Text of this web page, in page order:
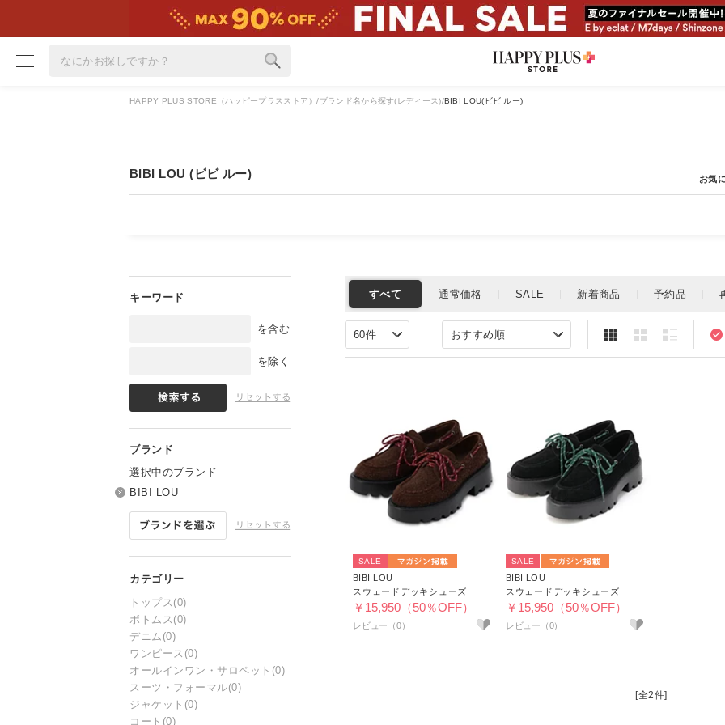
雑誌掲載アイテム
HAPPY PLUS STORE（ハッピープラスストア） ブランド名から探す(レディース) BIBI LOU(ビビ ルー)
BIBI LOU (ビビ ルー)
を含む
を除く
選択中のブランド
BIBI LOU
トップス (0)
ボトムス (0)
デニム (0)
ワンピース (0)
オールインワン・サロペット (0)
スーツ・フォーマル(0)
ジャケット (0)
コート (0)
SALE
BIBI LOU
スウェードデッキシューズ
￥15,950（50％OFF）
SALE
BIBI LOU
スウェードデッキシューズ
￥15,950（50％OFF）
[全2件]